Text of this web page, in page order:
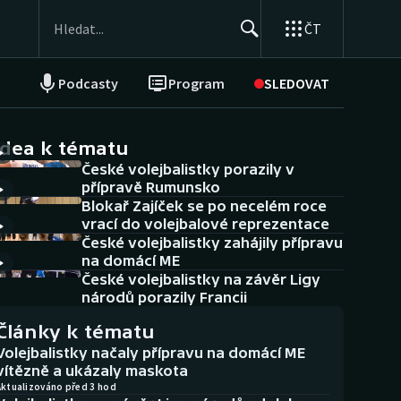
ČT
Podcasty Program SLEDOVAT
NEPŘEHLÉDNĚTE
Historické návraty
Aplikace ČT sport
AZ kvíz
k tématu
České volejbalistky porazily v
přípravě Rumunsko
Blokař Zajíček se po necelém roce
vrací do volejbalové reprezentace
České volejbalistky zahájily přípravu
na domácí ME
České volejbalistky na závěr Ligy
národů porazily Francii
k tématu
načaly přípravu na domácí ME
a ukázaly maskota
před 3 hod